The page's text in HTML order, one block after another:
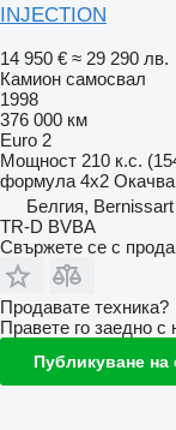
INJECTION
14 950 € ≈ 29 290 лв.
Камион самосвал
1998
376 000 км
Euro 2
Мощност 210 к.с.
формула 4x2
Белгия, Bernissart
TR-D BVBA
Свържете се с
Продавате техника?
Правете го заедно с
Публикуване на